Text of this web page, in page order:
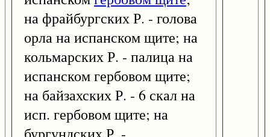
на фрайбургских Р. - голова
орла на испанском щите; на
кольмарских Р. - палица на
испанском гербовом щите;
на байзахских Р. - 6 скал на
исп. гербовом щите; на